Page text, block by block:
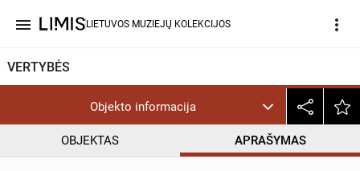
menu LIETUVOS MUZIEJŲ KOLEKCIJOS more_vert
VERTYBĖS
Objekto informacija
OBJEKTAS APRAŠYMAS